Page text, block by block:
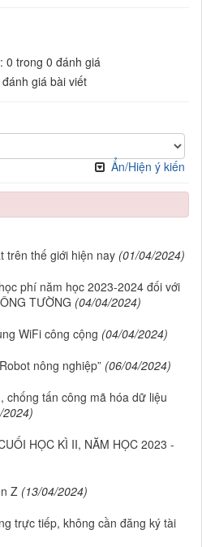
0 trong 0 đánh giá
giá bài viết
Ẩn/Hiện ý kiến
trên thế giới hiện nay (01/04/2024)
phí năm học 2023-2024 đối với
TƯỜNG (04/04/2024)
WiFi công cộng (04/04/2024)
nông nghiệp” (06/04/2024)
chống tấn công mã hóa dữ liệu
2024)
HỌC KÌ II, NĂM HỌC 2023 -
Z (13/04/2024)
trực tiếp, không cần đăng ký tài